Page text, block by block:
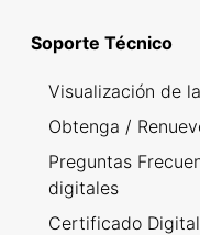
Soporte Técnico
Visualización de
Obtenga /
Preguntas
digitales
Certificado